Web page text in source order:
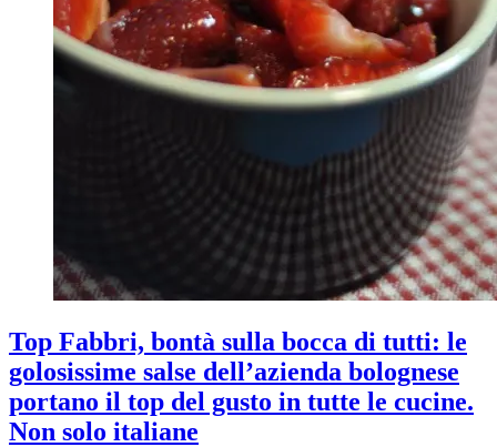
Top Fabbri, bontà sulla bocca di tutti: le
golosissime salse dell’azienda bolognese
portano il top del gusto in tutte le cucine.
Non solo italiane